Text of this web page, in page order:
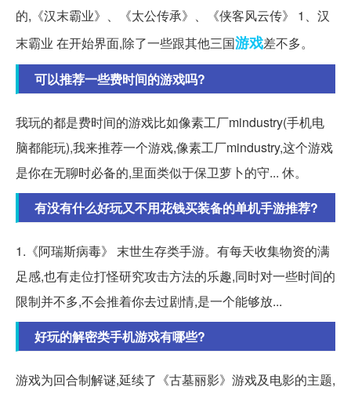
的,《汉末霸业》、《太公传承》、《侠客风云传》 1、汉
末霸业 在开始界面,除了一些跟其他三国游戏差不多。
可以推荐一些费时间的游戏吗?
我玩的都是费时间的游戏比如像素工厂mindustry(手机电
脑都能玩),我来推荐一个游戏,像素工厂mindustry,这个游戏
是你在无聊时必备的,里面类似于保卫萝卜的守... 休。
有没有什么好玩又不用花钱买装备的单机手游推荐?
1.《阿瑞斯病毒》 末世生存类手游。有每天收集物资的满
足感,也有走位打怪研究攻击方法的乐趣,同时对一些时间的
限制并不多,不会推着你去过剧情,是一个能够放...
好玩的解密类手机游戏有哪些?
游戏为回合制解谜,延续了《古墓丽影》游戏及电影的主题,